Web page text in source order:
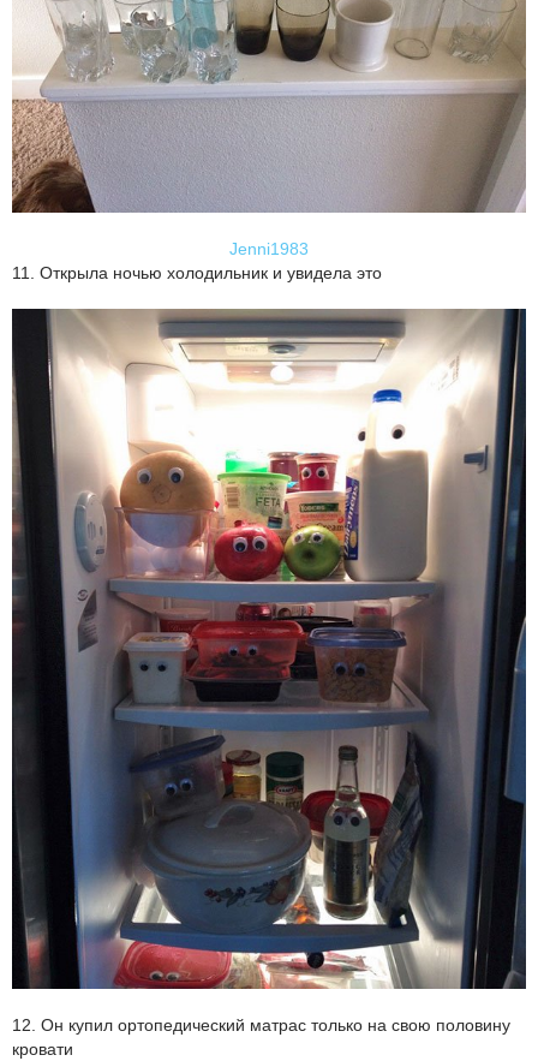
Jenni1983
11. Открыла ночью холодильник и увидела это
12. Он купил ортопедический матрас только на свою половину
кровати